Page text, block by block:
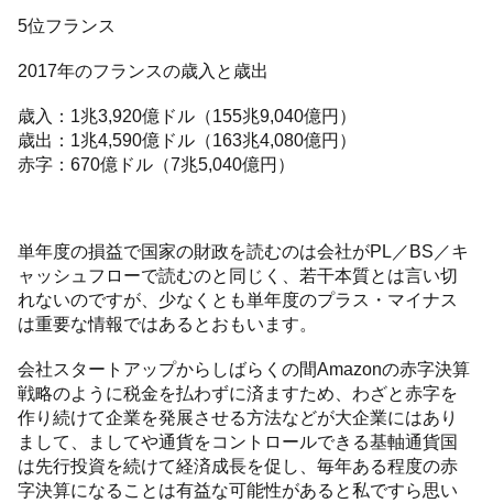
5位フランス
2017年のフランスの歳入と歳出
歳入：1兆3,920億ドル（155兆9,040億円）
歳出：1兆4,590億ドル（163兆4,080億円）
赤字：670億ドル（7兆5,040億円）
単年度の損益で国家の財政を読むのは会社がPL／BS／キ
ャッシュフローで読むのと同じく、若干本質とは言い切
れないのですが、少なくとも単年度のプラス・マイナス
は重要な情報ではあるとおもいます。
会社スタートアップからしばらくの間Amazonの赤字決算
戦略のように税金を払わずに済ますため、わざと赤字を
作り続けて企業を発展させる方法などが大企業にはあり
まして、ましてや通貨をコントロールできる基軸通貨国
は先行投資を続けて経済成長を促し、毎年ある程度の赤
字決算になることは有益な可能性があると私ですら思い